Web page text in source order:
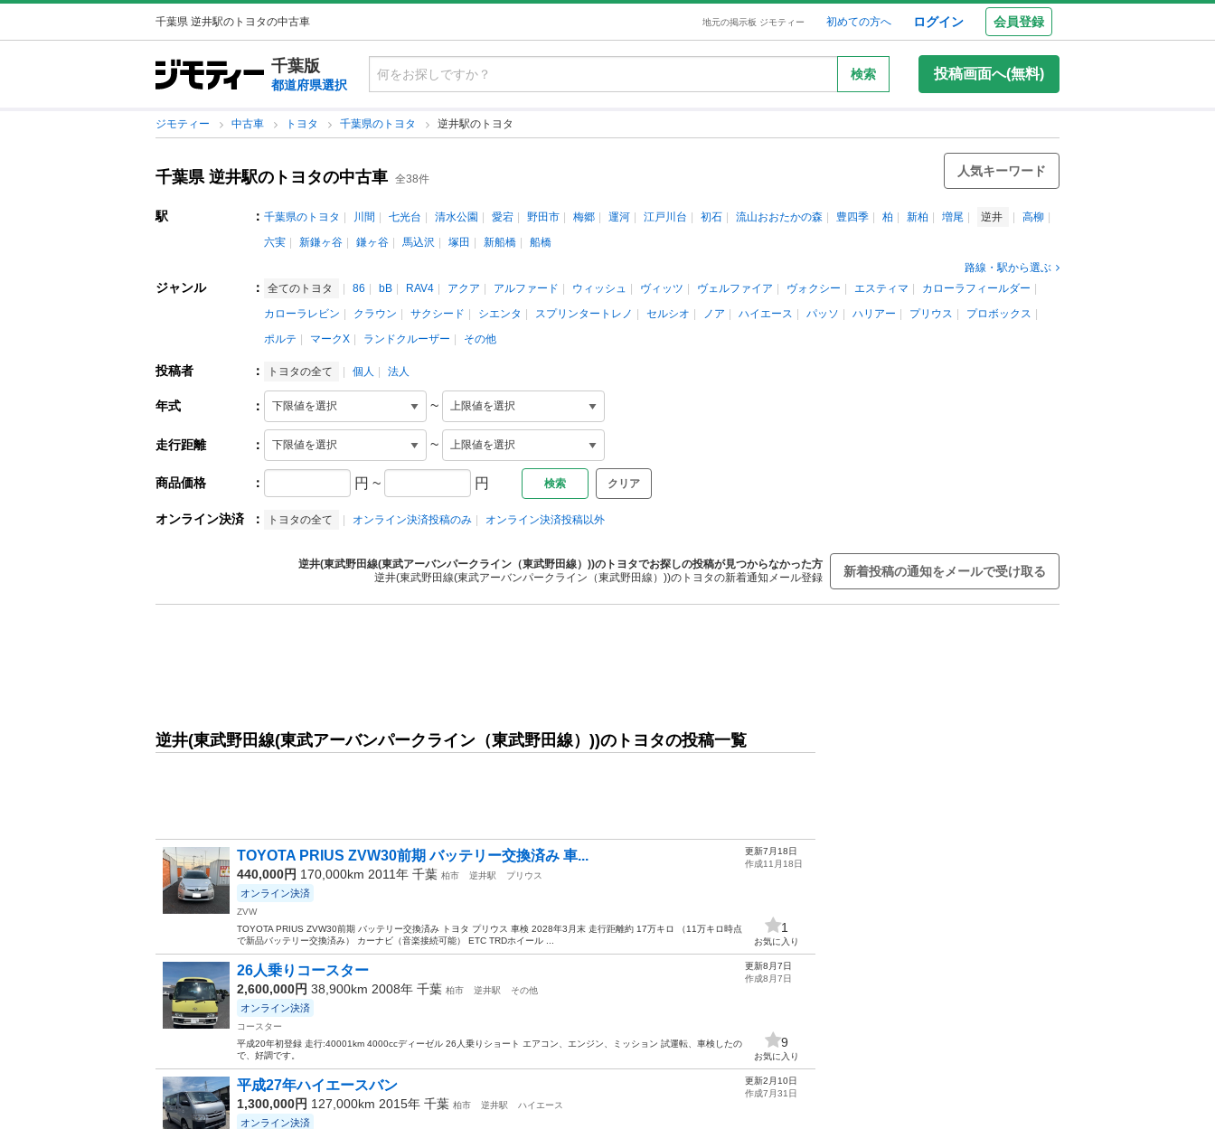
千葉県 逆井駅のトヨタの中古車 地元の掲示板 ジモティー 初めての方へ ログイン 会員登録
千葉版
都道府県選択
検索 投稿画面へ(無料)
ジモティー 中古車 トヨタ 千葉県のトヨタ 逆井駅のトヨタ
千葉県 逆井駅のトヨタの中古車 全38件
人気キーワード
駅 ： 千葉県のトヨタ 川間 七光台 清水公園 愛宕 野田市 梅郷 運河 江戸川台 初石 流山おおたかの森 豊四季 柏 新柏 増尾 逆井
高柳
六実
新鎌ヶ谷 鎌ヶ谷 馬込沢 塚田 新船橋
船橋
路線・駅から選ぶ
ジャンル ： 全てのトヨタ 86 bB RAV4 アクア アルファード ウィッシュ ヴィッツ ヴェルファイア ヴォクシー エスティマ
カローラフィールダー
カローラレビン
クラウン サクシード シエンタ スプリンタートレノ セルシオ ノア ハイエース パッソ ハリアー プリウス
プロボックス
ポルテ
マークX ランドクルーザー その他
投稿者 ： トヨタの全て 個人 法人
年式 ： ~
走行距離 ： ~
商品価格 ： 円 ~ 円 クリア
オンライン決済 ： トヨタの全て オンライン決済投稿のみ オンライン決済投稿以外
逆井(東武野田線(東武アーバンパークライン（東武野田線）))のトヨタでお探しの投稿が見つからなかった方
逆井(東武野田線(東武アーバンパークライン（東武野田線）))のトヨタの新着通知メール登録
新着投稿の通知をメールで受け取る
逆井(東武野田線(東武アーバンパークライン（東武野田線）))のトヨタの投稿一覧
TOYOTA PRIUS ZVW30前期 バッテリー交換済み 車...
440,000円 170,000km 2011年 千葉 柏市 逆井駅 プリウス
オンライン決済
ZVW
TOYOTA PRIUS ZVW30前期 バッテリー交換済み トヨタ プリウス 車検 2028年3月末 走行距離約 17万キロ （11万キロ時点
で新品バッテリー交換済み） カーナビ（音楽接続可能） ETC TRDホイール ...
更新7月18日
作成11月18日
1
お気に入り
26人乗りコースター
2,600,000円 38,900km 2008年 千葉 柏市 逆井駅 その他
オンライン決済
コースター
平成20年初登録 走行:40001km 4000ccディーゼル 26人乗りショート エアコン、エンジン、ミッション 試運転、車検したの
で、好調です。
更新8月7日
作成8月7日
9
お気に入り
平成27年ハイエースバン
1,300,000円 127,000km 2015年 千葉 柏市 逆井駅 ハイエース
オンライン決済
更新2月10日
作成7月31日